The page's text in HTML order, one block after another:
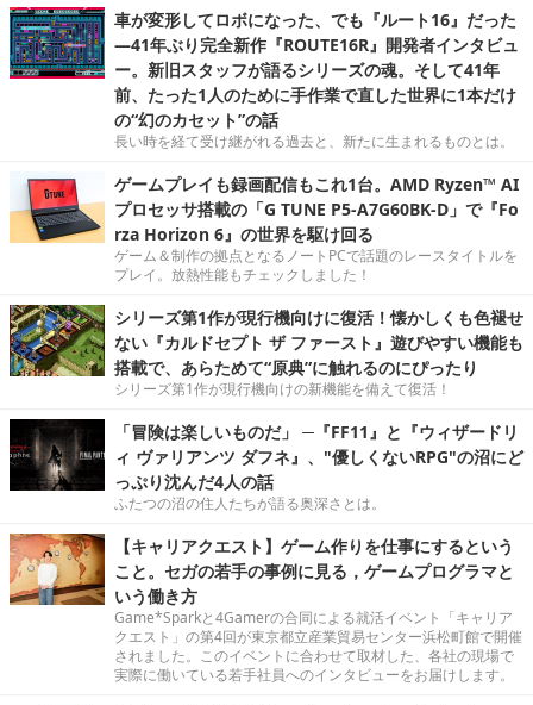
車が変形してロボになった、でも『ルート16』だった
―41年ぶり完全新作『ROUTE16R』開発者インタビュ
ー。新旧スタッフが語るシリーズの魂。そして41年
前、たった1人のために手作業で直した世界に1本だけ
の“幻のカセット”の話
長い時を経て受け継がれる過去と、新たに生まれるものとは。
ゲームプレイも録画配信もこれ1台。AMD Ryzen™ AI
プロセッサ搭載の「G TUNE P5-A7G60BK-D」で『Fo
rza Horizon 6』の世界を駆け回る
ゲーム＆制作の拠点となるノートPCで話題のレースタイトルを
プレイ。放熱性能もチェックしました！
シリーズ第1作が現行機向けに復活！懐かしくも色褪せ
ない『カルドセプト ザ ファースト』遊びやすい機能も
搭載で、あらためて“原典”に触れるのにぴったり
シリーズ第1作が現行機向けの新機能を備えて復活！
「冒険は楽しいものだ」 ─『FF11』と『ウィザードリ
ィ ヴァリアンツ ダフネ』、"優しくないRPG"の沼にど
っぷり沈んだ4人の話
ふたつの沼の住人たちが語る奥深さとは。
【キャリアクエスト】ゲーム作りを仕事にするという
こと。セガの若手の事例に見る，ゲームプログラマと
いう働き方
Game*Sparkと4Gamerの合同による就活イベント「キャリア
クエスト」の第4回が東京都立産業貿易センター浜松町館で開催
されました。このイベントに合わせて取材した、各社の現場で
実際に働いている若手社員へのインタビューをお届けします。